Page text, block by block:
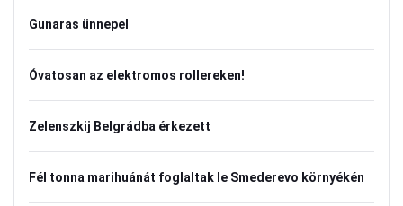
Gunaras ünnepel
Óvatosan az elektromos rollereken!
Zelenszkij Belgrádba érkezett
Fél tonna marihuánát foglaltak le Smederevo környékén